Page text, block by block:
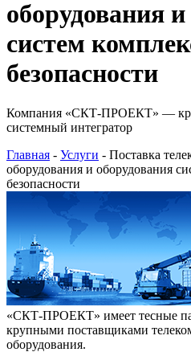
оборудования
систем
безопасности
Компания «СКТ-ПРОЕКТ» —
системный интегратор
Главная - Услуги - Поставка
оборудования и оборудования
безопасности
«СКТ-ПРОЕКТ» имеет тесные
крупными поставщиками
оборудования.